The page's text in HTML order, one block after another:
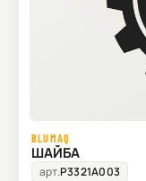
BLUMAQ
ШАЙБА
арт.P3321A003